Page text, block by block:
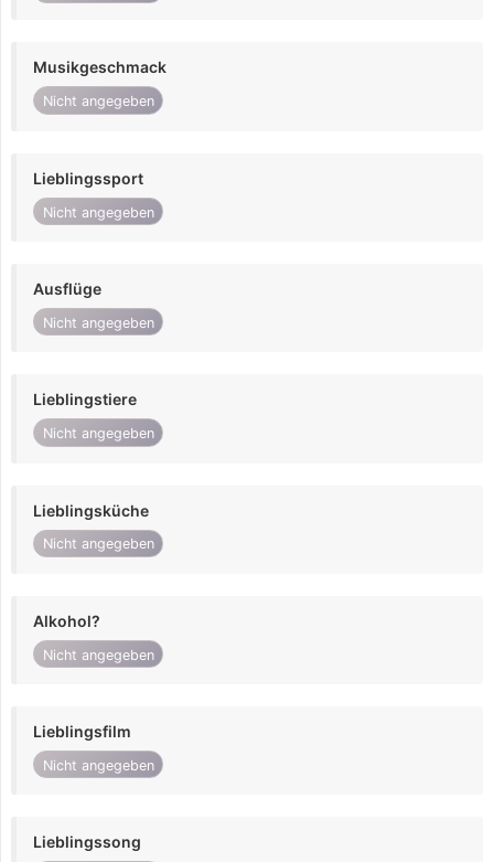
Musikgeschmack
Nicht angegeben
Lieblingssport
Nicht angegeben
Ausflüge
Nicht angegeben
Lieblingstiere
Nicht angegeben
Lieblingsküche
Nicht angegeben
Alkohol?
Nicht angegeben
Lieblingsfilm
Nicht angegeben
Lieblingssong